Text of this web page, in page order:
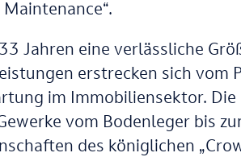
Jahren eine verlässliche
erstrecken sich vom
im Immobiliensektor.
vom Bodenleger bis
des königlichen